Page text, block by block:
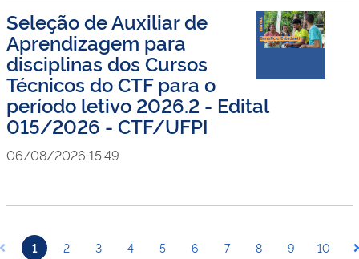
Seleção de Auxiliar de
Aprendizagem para
disciplinas dos Cursos
Técnicos do CTF para o
período letivo 2026.2 - Edital
015/2026 - CTF/UFPI
06/08/2026 15:49
1 2 3 4 5 6 7 8 9 10